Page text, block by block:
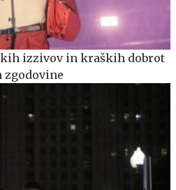
izzivov in kraških dobrot
zgodovine